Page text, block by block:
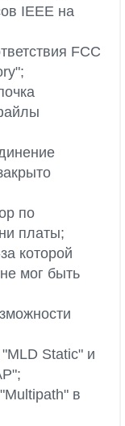
IEEE на
FCC
по
платы;
которой
мог быть
Static" и
в